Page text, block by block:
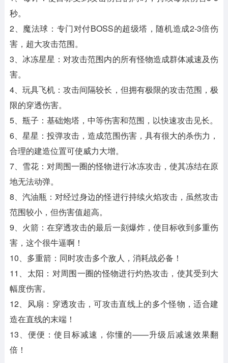
秒。
2、魔法球：专门对付BOSS的超级塔，随机造成2-3倍伤
害，超大攻击范围。
3、冰冻星星：对攻击范围内的所有怪物造成群体减速及伤
害。
4、玩具飞机：攻击间隔较长，但拥有极限的攻击范围，极
限的穿透伤害。
5、瓶子：基础炮塔，中等伤害和范围，以快速攻击见长。
6、星星：投弹攻击，造成范围伤害，具有很大的杀伤力，
合理的建造位置可使威力大增。
7、雪花：对周围一圈的怪物进行冰冻攻击，使其冻结在原
地无法动弹。
8、汽油瓶：对经过身边的怪进行持续火焰攻击，虽然攻击
范围较小，但伤害值超高。
9、火箭：在穿透攻击的最后一刻爆炸，使目标收到多重伤
害，这个很牛逼啊！
10、多重箭：同时攻击多个敌人，消耗战必备！
11、太阳：对周围一圈的怪物进行灼热攻击，使其受到大
幅度伤害。
12、风扇：穿透攻击，可攻击直线上的多个怪物，适合建
造在直线的末端！
13、便便：使目标减速，你懂的——升级后减速效果翻
倍！